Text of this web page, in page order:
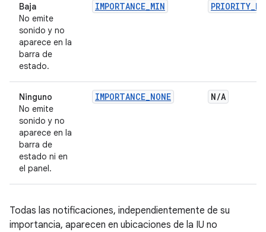
Baja
No emite
sonido y no
aparece en la
barra de
estado.
IMPORTANCE_MIN
Ninguno
No emite
sonido y no
aparece en la
barra de
estado ni en
el panel.
IMPORTANCE_NONE N/A
Todas las notificaciones, independientemente de su
importancia, aparecen en ubicaciones de la IU no